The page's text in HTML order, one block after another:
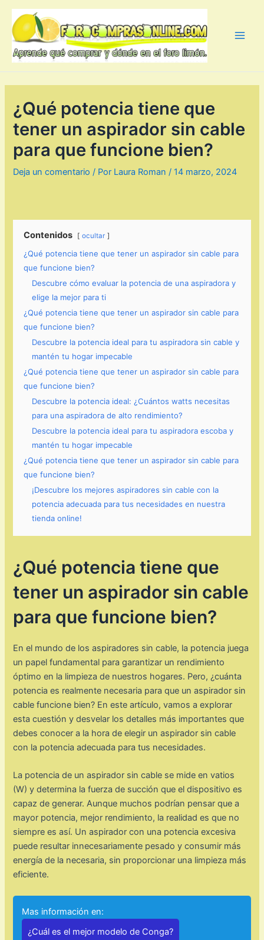
contenido
¿Qué potencia tiene que
tener un aspirador sin cable
para que funcione bien?
Deja un comentario / Por Laura Roman /14 marzo, 2024
Contenidos ocultar
¿Qué potencia tiene que tener un aspirador sin cable para
que funcione bien?
Descubre cómo evaluar la potencia de una aspiradora y
elige la mejor para ti
¿Qué potencia tiene que tener un aspirador sin cable para
que funcione bien?
Descubre la potencia ideal para tu aspiradora sin cable y
mantén tu hogar impecable
¿Qué potencia tiene que tener un aspirador sin cable para
que funcione bien?
Descubre la potencia ideal: ¿Cuántos watts necesitas
para una aspiradora de alto rendimiento?
Descubre la potencia ideal para tu aspiradora escoba y
mantén tu hogar impecable
¿Qué potencia tiene que tener un aspirador sin cable para
que funcione bien?
¡Descubre los mejores aspiradores sin cable con la
potencia adecuada para tus necesidades en nuestra
tienda online!
¿Qué potencia tiene que
tener un aspirador sin cable
para que funcione bien?
En el mundo de los aspiradores sin cable, la potencia juega
un papel fundamental para garantizar un rendimiento
óptimo en la limpieza de nuestros hogares. Pero, ¿cuánta
potencia es realmente necesaria para que un aspirador sin
cable funcione bien? En este artículo, vamos a explorar
esta cuestión y desvelar los detalles más importantes que
debes conocer a la hora de elegir un aspirador sin cable
con la potencia adecuada para tus necesidades.
La potencia de un aspirador sin cable se mide en vatios
(W) y determina la fuerza de succión que el dispositivo es
capaz de generar. Aunque muchos podrían pensar que a
mayor potencia, mejor rendimiento, la realidad es que no
siempre es así. Un aspirador con una potencia excesiva
puede resultar innecesariamente pesado y consumir más
energía de la necesaria, sin proporcionar una limpieza más
eficiente.
Mas información en:
¿Cuál es el mejor modelo de Conga?